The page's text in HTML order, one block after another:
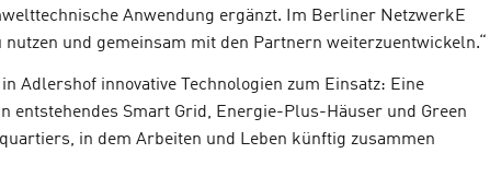
Anwendung ergänzt. Im Berliner NetzwerkE
und gemeinsam mit den Partnern weiterzuentwickeln.“
Adlershof innovative Technologien zum Einsatz: Eine
entstehendes Smart Grid, Energie-Plus-Häuser und Green
in dem Arbeiten und Leben künftig zusammen